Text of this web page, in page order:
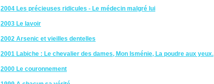
2004 Les précieuses ridicules - Le médecin malgré lui
2003 Le lavoir
2002 Arsenic et vieilles dentelles
2001 Labiche : Le chevalier des dames, Mon Isménie, La poudre aux yeux.
2000 Le couronnement